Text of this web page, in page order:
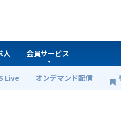
Live オンデマンド配信
人 会員サービス